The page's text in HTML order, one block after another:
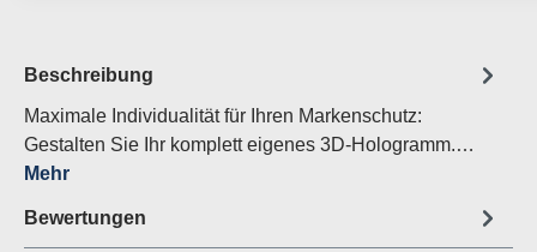
Beschreibung
Maximale Individualität für Ihren Markenschutz:
Gestalten Sie Ihr komplett eigenes 3D-Hologramm.…
Mehr
Bewertungen